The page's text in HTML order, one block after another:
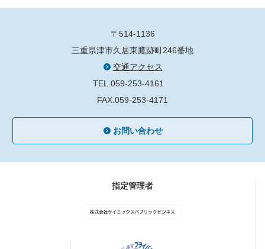
〒514-1136
三重県津市久居東鷹跡町246番地
交通アクセス
TEL.059-253-4161
FAX.059-253-4171
お問い合わせ
指定管理者